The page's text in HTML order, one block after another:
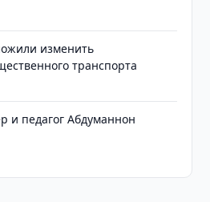
изменить
транспорта
и педагог Абдуманнон